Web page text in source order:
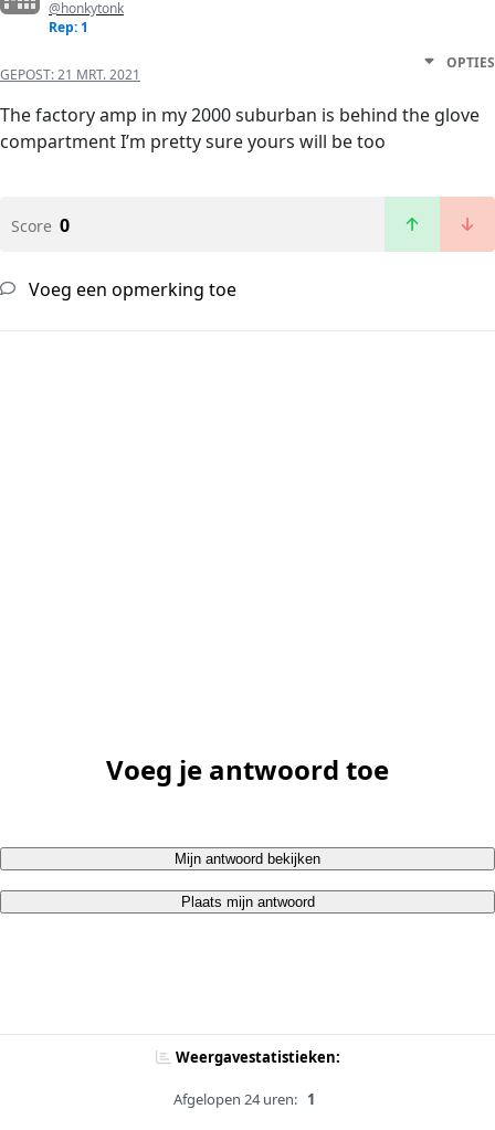
@honkytonk
Rep: 1
GEPOST:21 MRT. 2021
OPTIES
The factory amp in my 2000 suburban is behind the glove
compartment I’m pretty sure yours will be too
Score 0
Voeg een opmerking toe
Voeg je antwoord toe
Mijn antwoord bekijken
Plaats mijn antwoord
Weergavestatistieken:
Afgelopen 24 uren: 1